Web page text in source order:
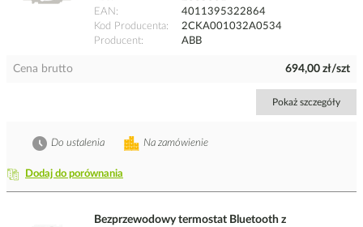
EAN
4011395322864
Kod Producenta
2CKA001032A0534
Producent
ABB
Cena brutto 694,00 zł/szt
Pokaż szczegóły
Dodaj do porównania
Na zamówienie
Do ustalenia
Bezprzewodowy termostat Bluetooth z